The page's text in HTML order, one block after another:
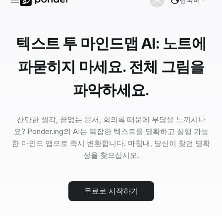
텍스트 투 마인드맵 AI: 노트에
파묻히지 마세요. 전체 그림을
파악하세요.
산만한 생각, 끝없는 문서, 회의록 때문에 부담을 느끼시나
요? Ponder.ing의 AI는 복잡한 텍스트를 명확하고 실행 가능
한 마인드 맵으로 즉시 변환합니다. 마침내, 당신이 찾던 명확
성을 찾으십시오.
무료로 시작하기